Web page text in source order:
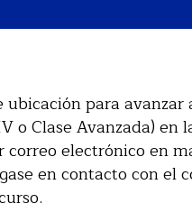
para avanzar
o Clase Avanzada) en
electrónico en
en contacto con el